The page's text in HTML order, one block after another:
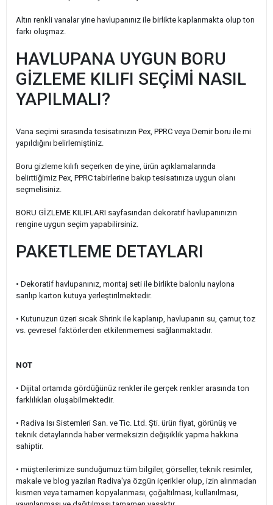
Altın renkli vanalar yine havlupanınız ile birlikte kaplanmakta olup ton
farkı oluşmaz.
HAVLUPANA UYGUN BORU
GİZLEME KILIFI SEÇİMİ NASIL
YAPILMALI?
Vana seçimi sırasında tesisatınızın Pex, PPRC veya Demir boru ile mi
yapıldığını belirlemiştiniz.
Boru gizleme kılıfı seçerken de yine, ürün açıklamalarında
belirttiğimiz Pex, PPRC tabirlerine bakıp tesisatınıza uygun olanı
seçmelisiniz.
BORU GİZLEME KILIFLARI sayfasından dekoratif havlupanınızın
rengine uygun seçim yapabilirsiniz.
PAKETLEME DETAYLARI
• Dekoratif havlupanınız, montaj seti ile birlikte balonlu naylona
sarılıp karton kutuya yerleştirilmektedir.
• Kutunuzun üzeri sıcak Shrink ile kaplanıp, havlupanın su, çamur, toz
vs. çevresel faktörlerden etkilenmemesi sağlanmaktadır.
NOT
• Dijital ortamda gördüğünüz renkler ile gerçek renkler arasında ton
farklılıkları oluşabilmektedir.
• Radiva Isı Sistemleri San. ve Tic. Ltd. Şti. ürün fiyat, görünüş ve
teknik detaylarında haber vermeksizin değişiklik yapma hakkına
sahiptir.
• müşterilerimize sunduğumuz tüm bilgiler, görseller, teknik resimler,
makale ve blog yazıları Radiva'ya özgün içerikler olup, izin alınmadan
kısmen veya tamamen kopyalanması, çoğaltılması, kullanılması,